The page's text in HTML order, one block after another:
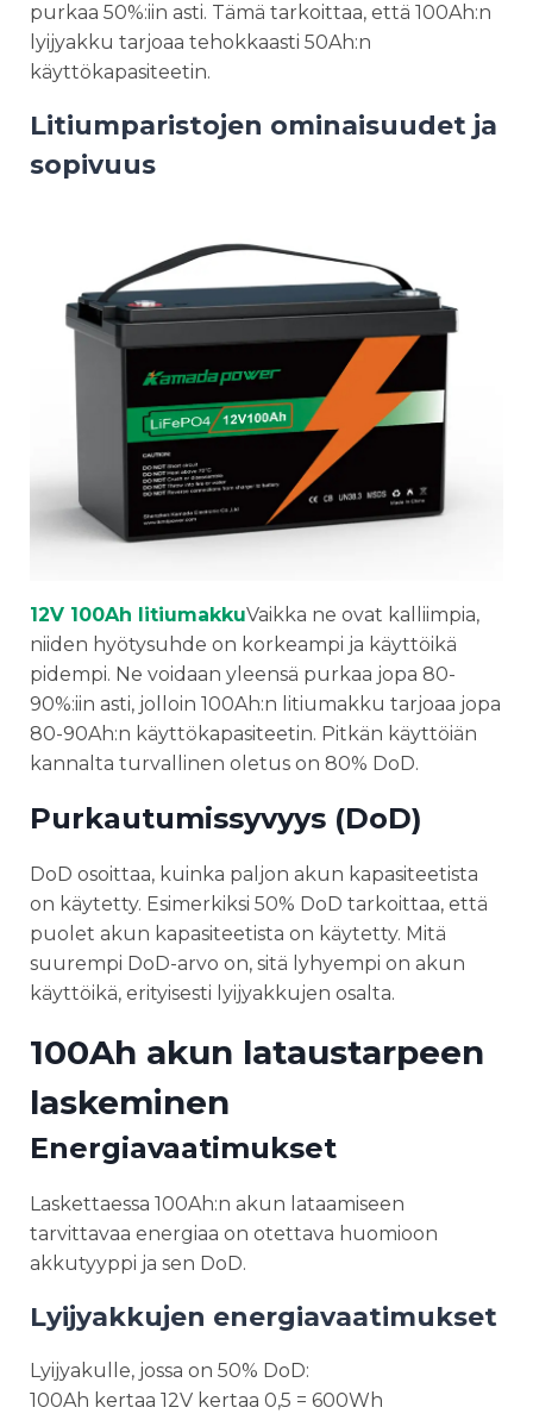
purkaa 50%:iin asti. Tämä tarkoittaa, että 100Ah:n
lyijyakku tarjoaa tehokkaasti 50Ah:n
käyttökapasiteetin.
Litiumparistojen ominaisuudet ja
sopivuus
12V 100Ah litiumakkuVaikka ne ovat kalliimpia,
niiden hyötysuhde on korkeampi ja käyttöikä
pidempi. Ne voidaan yleensä purkaa jopa 80-
90%:iin asti, jolloin 100Ah:n litiumakku tarjoaa jopa
80-90Ah:n käyttökapasiteetin. Pitkän käyttöiän
kannalta turvallinen oletus on 80% DoD.
Purkautumissyvyys (DoD)
DoD osoittaa, kuinka paljon akun kapasiteetista
on käytetty. Esimerkiksi 50% DoD tarkoittaa, että
puolet akun kapasiteetista on käytetty. Mitä
suurempi DoD-arvo on, sitä lyhyempi on akun
käyttöikä, erityisesti lyijyakkujen osalta.
100Ah akun lataustarpeen
laskeminen
Energiavaatimukset
Laskettaessa 100Ah:n akun lataamiseen
tarvittavaa energiaa on otettava huomioon
akkutyyppi ja sen DoD.
Lyijyakkujen energiavaatimukset
Lyijyakulle, jossa on 50% DoD:
100Ah kertaa 12V kertaa 0,5 = 600Wh